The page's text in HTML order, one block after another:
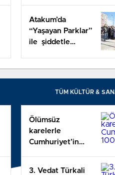
Atakum’da
“Yaşayan Parklar”
ile şiddetle
TÜM KÜLTÜR &
Ölümsüz
karelerle
Cumhuriyet’in
3. Vedat Türkali